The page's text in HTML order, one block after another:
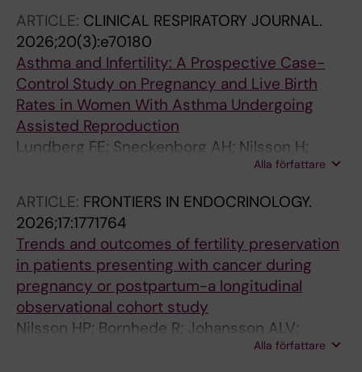
ARTICLE: CLINICAL RESPIRATORY JOURNAL.
2026;20(3):e70180
Asthma and Infertility: A Prospective Case-
Control Study on Pregnancy and Live Birth
Rates in Women With Asthma Undergoing
Assisted Reproduction
Lundberg FE; Sneckenborg AH; Nilsson H;
Alla författare
ARTICLE: FRONTIERS IN ENDOCRINOLOGY.
2026;17:1771764
Trends and outcomes of fertility preservation
in patients presenting with cancer during
pregnancy or postpartum-a longitudinal
observational cohort study
Nilsson HP; Bornhede R; Johansson ALV;
Alla författare